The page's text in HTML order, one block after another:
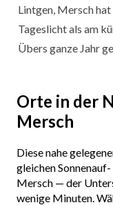
Lintgen, Mersch
Tageslicht als am
Übers ganze Jahr
Orte in der
Mersch
Diese nahe
gleichen
Mersch — der
wenige Minuten.